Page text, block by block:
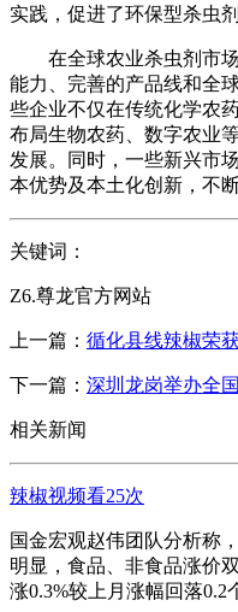
实践，促进了环保型杀虫
在全球农业杀虫剂市场
能力、完善的产品线和全
些企业不仅在传统化学农
布局生物农药、数字农业
发展。同时，一些新兴市
本优势及本土化创新，不
关键词：
Z6.尊龙官方网站
上一篇： 循化县线辣椒荣
下一篇： 深圳龙岗举办全
相关新闻
辣椒视频看25次
国金宏观赵伟团队分析称
明显，食品、非食品涨价
涨0.3%较上月涨幅回落0.2